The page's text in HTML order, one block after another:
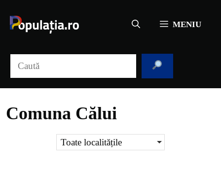
conținut
MENIU
Comuna Călui
Toate localitățile